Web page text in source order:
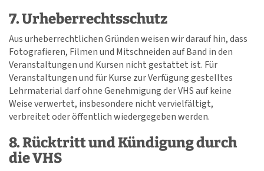
7. Urheberrechtsschutz
Aus urheberrechtlichen Gründen weisen wir darauf hin, dass
Fotografieren, Filmen und Mitschneiden auf Band in den
Veranstaltungen und Kursen nicht gestattet ist. Für
Veranstaltungen und für Kurse zur Verfügung gestelltes
Lehrmaterial darf ohne Genehmigung der VHS auf keine
Weise verwertet, insbesondere nicht vervielfältigt,
verbreitet oder öffentlich wiedergegeben werden.
8. Rücktritt und Kündigung durch
die VHS